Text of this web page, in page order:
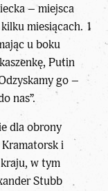
– miejsca
miesiącach. 1
u boku
Putin
go –
nas”.
dla obrony
i
kraju, w tym
Stubb